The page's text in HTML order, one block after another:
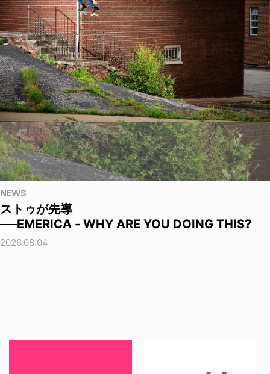
NEWS
ストゥが先導
──EMERICA - WHY ARE YOU DOING THIS?
2026.08.04